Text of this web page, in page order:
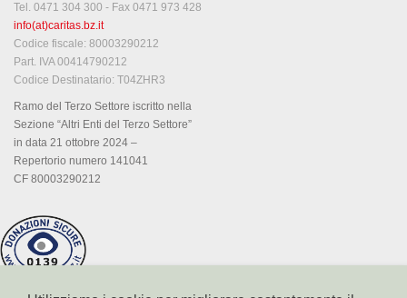
Tel. 0471 304 300 - Fax 0471 973 428
info(at)caritas.bz.it
Codice fiscale: 80003290212
Part. IVA 00414790212
Codice Destinatario: T04ZHR3
Ramo del Terzo Settore iscritto nella
Sezione “Altri Enti del Terzo Settore”
in data 21 ottobre 2024 –
Repertorio numero 141041
CF 80003290212